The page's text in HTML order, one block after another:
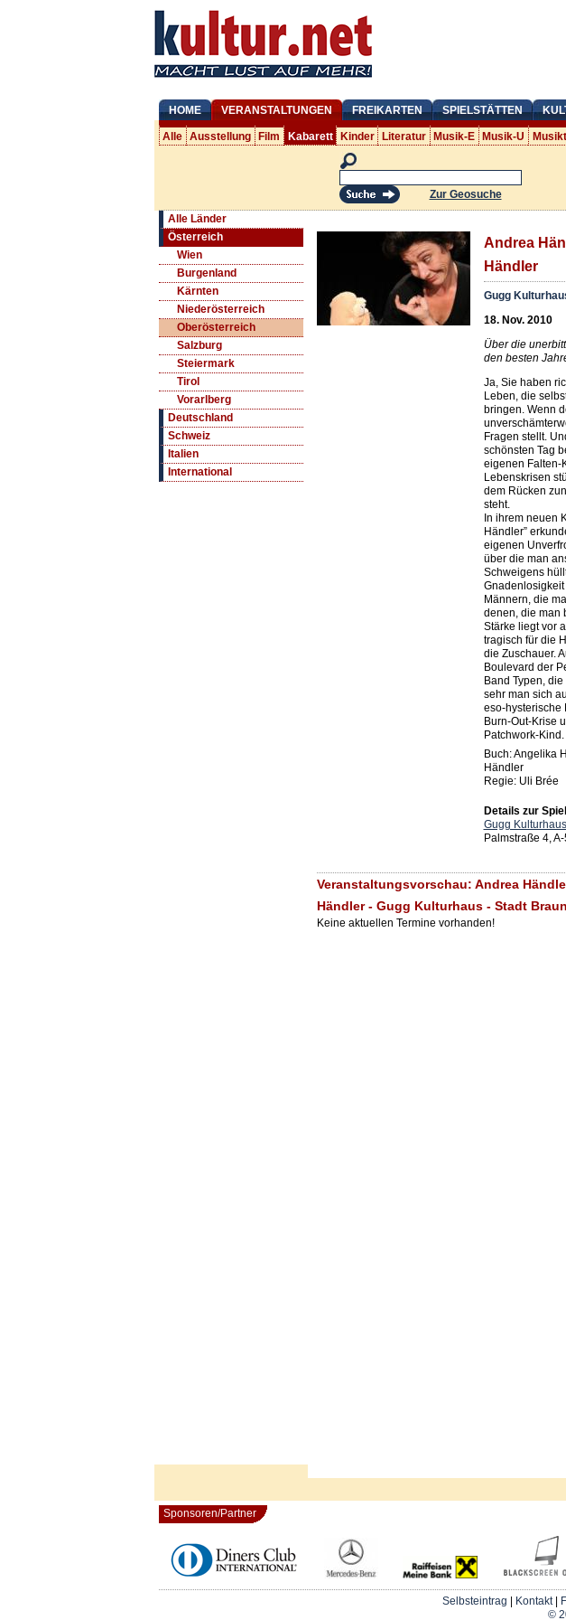
HOME VERANSTALTUNGEN FREIKARTEN SPIELSTÄTTEN
Alle Ausstellung Film Kabarett Kinder Literatur Musik-E Musik-U
Zur Geosuche
Alle Länder
Österreich
Wien
Burgenland
Kärnten
Niederösterreich
Oberösterreich
Salzburg
Steiermark
Tirol
Vorarlberg
Deutschland
Schweiz
Italien
International
Andrea
Händler
Gugg
18. Nov. 2010
Über die
den besten
Ja, Sie haben
Leben, die
bringen. Wenn
Fragen stellt.
schönsten Tag
eigenen Falten-
Lebenskrisen
dem Rücken
steht.
In ihrem neuen
Händler”
eigenen
über die man
Schweigens
Männern, die
denen, die man
Stärke liegt vor
tragisch für die
die Zuschauer.
Boulevard der
Band Typen,
sehr man sich
eso-hysterische
Burn-Out-Krise
Patchwork-Kind.
Buch: Angelika
Händler
Regie: Uli Brée
Details zur
Gugg
Palmstraße 4,
Veranstaltungsvorschau: Andrea
Händler - Gugg Kulturhaus - Stadt
Keine aktuellen Termine vorhanden!
Sponsoren/Partner
Selbsteintrag Kontakt|
©